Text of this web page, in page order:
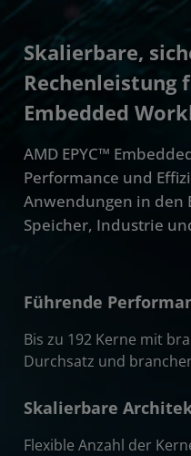
Skalierbare,
Rechenleistung
Embedded
AMD EPYC™
Performance und
Anwendungen in den
Speicher, Industrie
Führende
Bis zu 192 Kerne mit
Durchsatz und
Skalierbare
Flexible Anzahl der